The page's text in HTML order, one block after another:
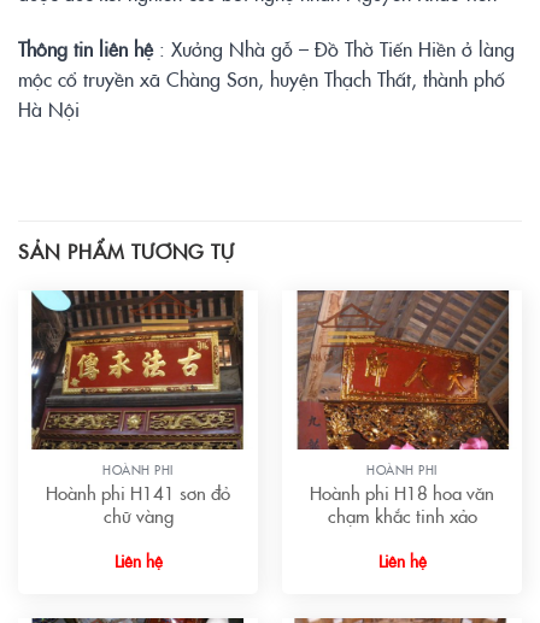
Thông tin liên hệ : Xưởng Nhà gỗ – Đồ Thờ Tiến Hiền ở làng
mộc cổ truyền xã Chàng Sơn, huyện Thạch Thất, thành phố
Hà Nội
SẢN PHẨM TƯƠNG TỰ
HOÀNH PHI
Hoành phi H141 sơn đỏ
chữ vàng
Liên hệ
HOÀNH PHI
Hoành phi H18 hoa văn
chạm khắc tinh xảo
Liên hệ